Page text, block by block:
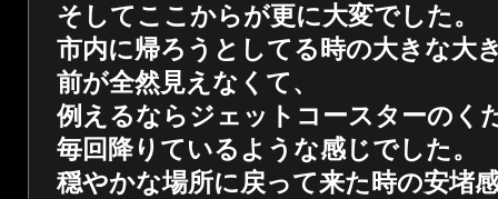
そしてここからが更に大変でした。
市内に帰ろうとしてる時の大きな大
前が全然見えなくて、
例えるならジェットコースターのく
毎回降りているような感じでした。
穏やかな場所に戻って来た時の安堵